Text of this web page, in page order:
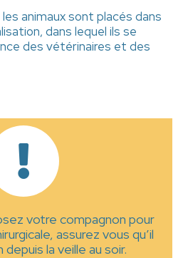
les animaux sont placés dans
dans lequel ils se
des vétérinaires et des
votre compagnon pour
assurez vous qu’il
la veille au soir.